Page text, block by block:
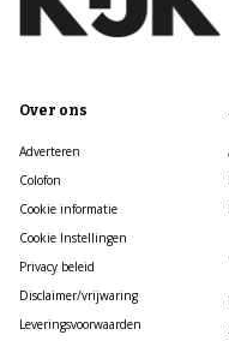
Over ons
Adverteren
Colofon
Cookie informatie
Cookie Instellingen
Privacy beleid
Disclaimer/vrijwaring
Leveringsvoorwaarden